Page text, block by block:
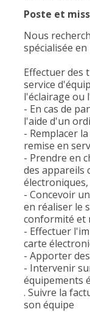
Poste et
Nous
spécialisée
Effectuer des
service
l'éclairage ou
- En cas de
l'aide d'un
- Remplacer
remise en
- Prendre en
des appareils
électroniques,
- Concevoir
en réaliser le
conformité et
- Effectuer
carte
- Apporter
- Intervenir
équipements
. Suivre la
son équipe